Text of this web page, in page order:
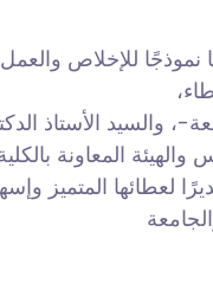
للإخلاص
والسيد الأستاذ
المعاونة
المتميز